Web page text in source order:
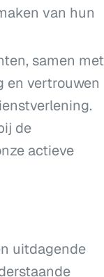
van hun
samen met
en vertrouwen
de
actieve
uitdagende